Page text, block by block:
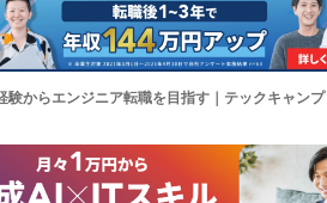
験からエンジニア転職を目指す｜テックキャンプ